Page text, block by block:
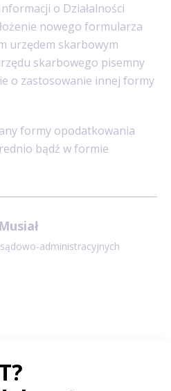
o Działalności
nowego formularza
urzędem skarbowym
skarbowego pisemny
o zastosowanie innej formy
formy opodatkowania
bądź w formie
administracyjnych